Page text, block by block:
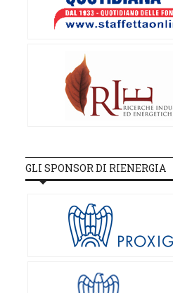
GLI SPONSOR DI RIENERGIA